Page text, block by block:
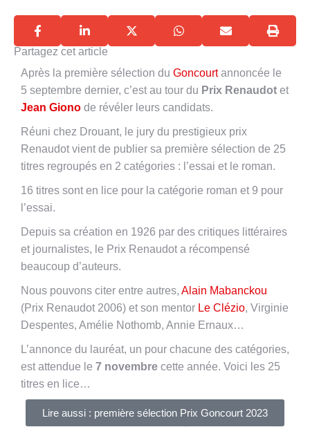
Partagez cet article
Après la première sélection du Goncourtannoncée le
5 septembre dernier, c’est au tour du Prix Renaudot et
Jean Giono de révéler leurs candidats.
Réuni chez Drouant, le jury du prestigieux prix
Renaudot vient de publier sa première sélection de 25
titres regroupés en 2 catégories : l’essai et le roman.
16 titres sont en lice pour la catégorie roman et 9 pour
l’essai.
Depuis sa création en 1926 par des critiques littéraires
et journalistes, le Prix Renaudot a récompensé
beaucoup d’auteurs.
Nous pouvons citer entre autres, Alain Mabanckou
(Prix Renaudot 2006) et son mentor Le Clézio, Virginie
Despentes, Amélie Nothomb, Annie Ernaux…
L’annonce du lauréat, un pour chacune des catégories,
est attendue le 7 novembre cette année. Voici les 25
titres en lice…
Lire aussi : première sélection Prix Goncourt 2023